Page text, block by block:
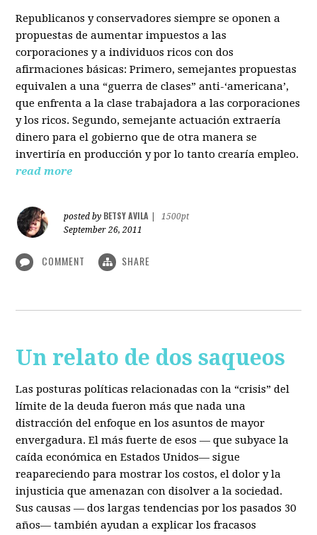
Republicanos y conservadores siempre se oponen a
propuestas de aumentar impuestos a las
corporaciones y a individuos ricos con dos
afirmaciones básicas: Primero, semejantes propuestas
equivalen a una “guerra de clases” anti-‘americana’,
que enfrenta a la clase trabajadora a las corporaciones
y los ricos. Segundo, semejante actuación extraería
dinero para el gobierno que de otra manera se
invertiría en producción y por lo tanto crearía empleo.
read more
posted by BETSY AVILA
1500pt
September 26, 2011
COMMENT SHARE
Un relato de dos saqueos
Las posturas políticas relacionadas con la “crisis” del
límite de la deuda fueron más que nada una
distracción del enfoque en los asuntos de mayor
envergadura. El más fuerte de esos — que subyace la
caída económica en Estados Unidos— sigue
reapareciendo para mostrar los costos, el dolor y la
injusticia que amenazan con disolver a la sociedad.
Sus causas — dos largas tendencias por los pasados 30
años— también ayudan a explicar los fracasos